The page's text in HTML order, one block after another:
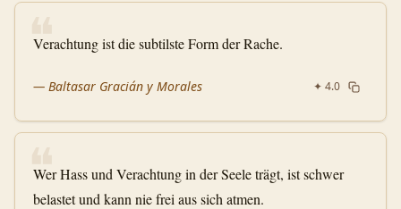
❝
Verachtung ist die subtilste Form der Rache.
— Baltasar Gracián y Morales ✦ 4.0
❝
Wer Hass und Verachtung in der Seele trägt, ist schwer
belastet und kann nie frei aus sich atmen.